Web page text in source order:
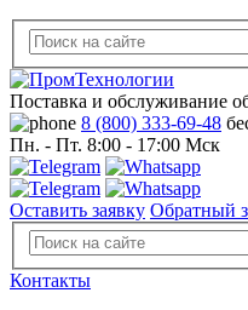
Поставка и обслуживание
8 (800) 333-69-48
Пн. - Пт. 8:00 - 17:00 Мск
Оставить заявку Обратный
Контакты